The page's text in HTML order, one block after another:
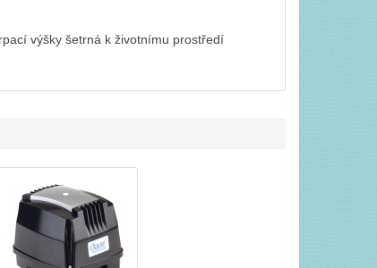
výšky šetrná k životnímu prostředí